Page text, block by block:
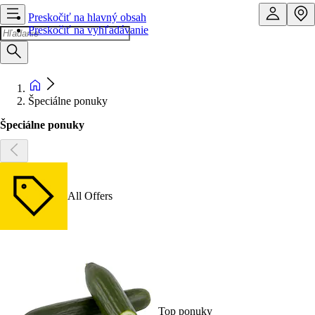
Preskočiť na hlavný obsah
Preskočiť na vyhľadávanie
Špeciálne ponuky
Špeciálne ponuky
All Offers
Top ponuky